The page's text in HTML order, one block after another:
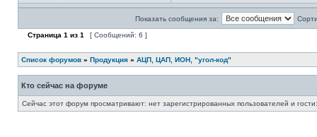
Показать сообщения за:
Страница 1 из 1 [ Сообщений: 6 ]
Список форумов » Продукция » АЦП, ЦАП, ИОН, "угол-код"
Кто сейчас на форуме
Сейчас этот форум просматривают: нет зарегистрированных пользователей и